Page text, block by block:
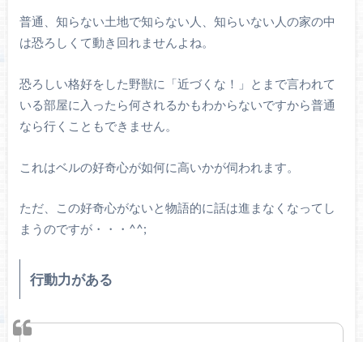
普通、知らない土地で知らない人、知らいない人の家の中
は恐ろしくて動き回れませんよね。
恐ろしい格好をした野獣に「近づくな！」とまで言われて
いる部屋に入ったら何されるかもわからないですから普通
なら行くこともできません。
これはベルの好奇心が如何に高いかが伺われます。
ただ、この好奇心がないと物語的に話は進まなくなってし
まうのですが・・・^^;
行動力がある